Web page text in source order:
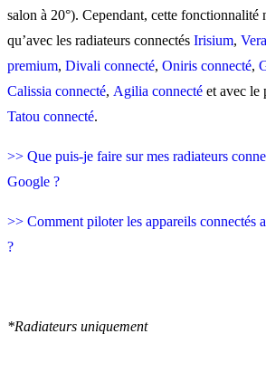
salon à 20°). Cependant, cette fonctionnalité
qu’avec les radiateurs connectés Irisium,
premium, Divali connecté, Oniris connecté,
Calissia connecté, Agilia connecté et avec le
Tatou connecté.
>> Que puis-je faire sur mes radiateurs
Google ?
>> Comment piloter les appareils connectés
?
*Radiateurs uniquement